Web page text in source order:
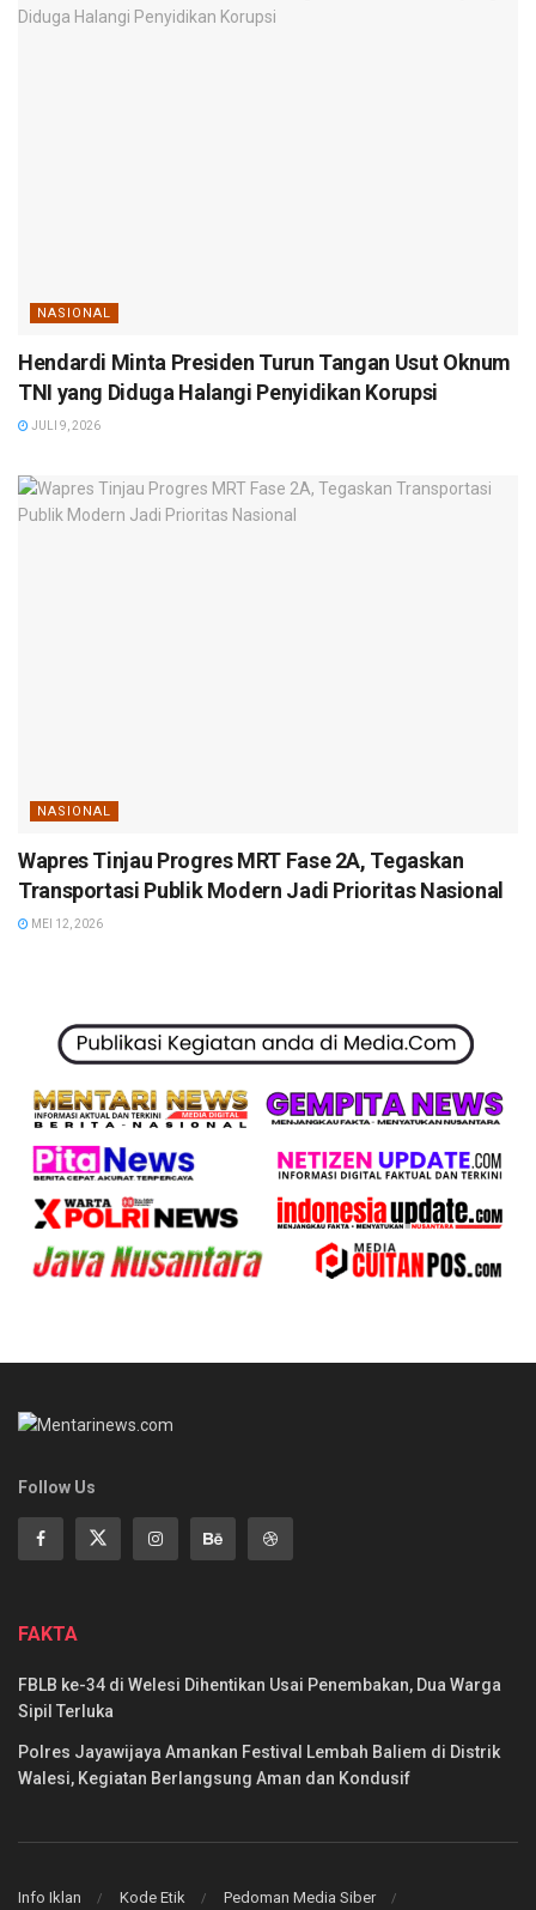
NASIONAL
Hendardi Minta Presiden Turun Tangan Usut Oknum
TNI yang Diduga Halangi Penyidikan Korupsi
JULI 9, 2026
NASIONAL
Wapres Tinjau Progres MRT Fase 2A, Tegaskan
Transportasi Publik Modern Jadi Prioritas Nasional
MEI 12, 2026
Follow Us
FAKTA
FBLB ke-34 di Welesi Dihentikan Usai Penembakan, Dua Warga
Sipil Terluka
Polres Jayawijaya Amankan Festival Lembah Baliem di Distrik
Walesi, Kegiatan Berlangsung Aman dan Kondusif
Info Iklan Kode Etik Pedoman Media Siber